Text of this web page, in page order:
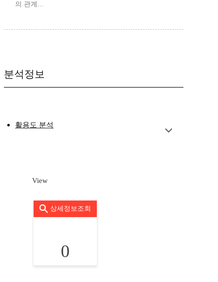
의 관계...
분석정보
활용도 분석
View
상세정보조회
0